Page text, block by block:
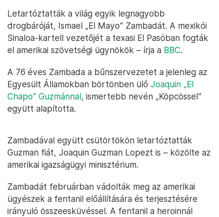
Letartóztatták a világ egyik legnagyobb
drogbáróját, Ismael „El Mayo” Zambadát. A mexikói
Sinaloa-kartell vezetőjét a texasi El Pasóban fogták
el amerikai szövetségi ügynökök – írja a BBC.
A 76 éves Zambada a bűnszervezetet a jelenleg az
Egyesült Államokban börtönben ülő Joaquin „El
Chapo” Guzmánnal, ismertebb nevén „Köpcössel”
együtt alapította.
Zambadával együtt csütörtökön letartóztatták
Guzman fiát, Joaquin Guzman Lopezt is – közölte az
amerikai igazságügyi minisztérium.
Zambadát februárban vádolták meg az amerikai
ügyészek a fentanil előállítására és terjesztésére
irányuló összeesküvéssel. A fentanil a heroinnál